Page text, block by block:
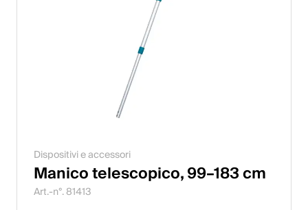
Dispositivi e accessori
Manico telescopico, 99–183 cm
Art.-n°. 81413